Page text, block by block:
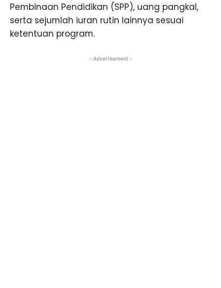
Pembinaan Pendidikan (SPP), uang pangkal,
serta sejumlah iuran rutin lainnya sesuai
ketentuan program.
- Advertisement -